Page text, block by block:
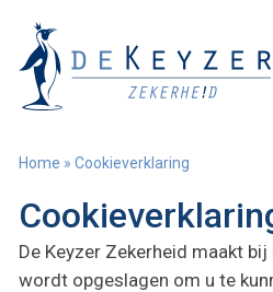
Home » Cookieverklaring
De Keyzer Zekerheid maakt
wordt opgeslagen om u te